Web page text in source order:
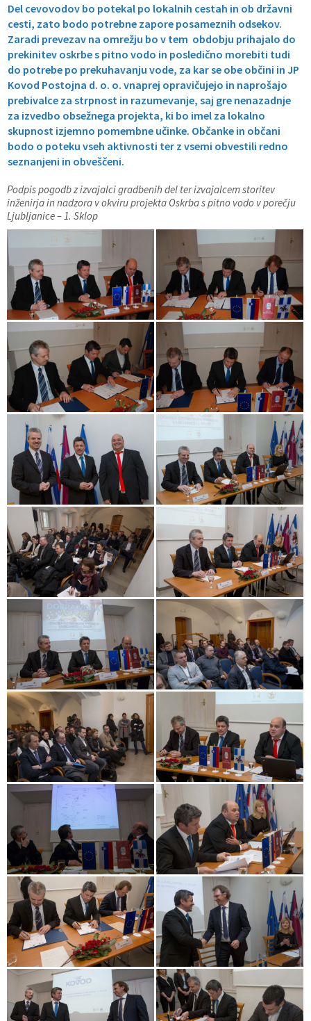
Del cevovodov bo potekal po lokalnih cestah in ob državni
cesti, zato bodo potrebne zapore posameznih odsekov.
Zaradi prevezav na omrežju bo v tem obdobju prihajalo do
prekinitev oskrbe s pitno vodo in posledično morebiti tudi
do potrebe po prekuhavanju vode, za kar se obe občini in JP
Kovod Postojna d. o. o. vnaprej opravičujejo in naprošajo
prebivalce za strpnost in razumevanje, saj gre nenazadnje
za izvedbo obsežnega projekta, ki bo imel za lokalno
skupnost izjemno pomembne učinke. Občanke in občani
bodo o poteku vseh aktivnosti ter z vsemi obvestili redno
seznanjeni in obveščeni.
Podpis pogodb z izvajalci gradbenih del ter izvajalcem storitev
inženirja in nadzora v okviru projekta Oskrba s pitno vodo v porečju
Ljubljanice – 1. Sklop